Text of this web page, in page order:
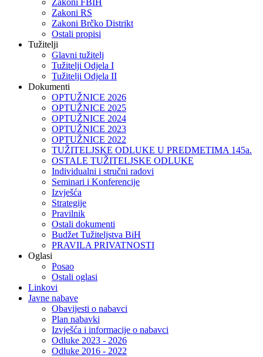
Zakoni FBIH
Zakoni RS
Zakoni Brčko Distrikt
Ostali propisi
Tužitelji
Glavni tužitelj
Tužitelji Odjela I
Tužitelji Odjela II
Dokumenti
OPTUŽNICE 2026
OPTUŽNICE 2025
OPTUŽNICE 2024
OPTUŽNICE 2023
OPTUŽNICE 2022
TUŽITELJSKE ODLUKE U PREDMETIMA 145a.
OSTALE TUŽITELJSKE ODLUKE
Individualni i stručni radovi
Seminari i Konferencije
Izvješća
Strategije
Pravilnik
Ostali dokumenti
Budžet Tužiteljstva BiH
PRAVILA PRIVATNOSTI
Oglasi
Posao
Ostali oglasi
Linkovi
Javne nabave
Obavijesti o nabavci
Plan nabavki
Izvješća i informacije o nabavci
Odluke 2023 - 2026
Odluke 2016 - 2022